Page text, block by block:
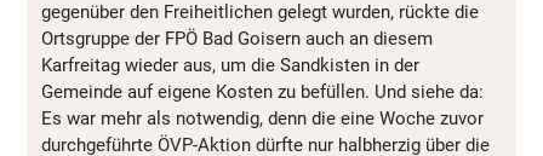
gegenüber den Freiheitlichen gelegt wurden, rückte die
Ortsgruppe der FPÖ Bad Goisern auch an diesem
Karfreitag wieder aus, um die Sandkisten in der
Gemeinde auf eigene Kosten zu befüllen. Und siehe da:
Es war mehr als notwendig, denn die eine Woche zuvor
durchgeführte ÖVP-Aktion dürfte nur halbherzig über die